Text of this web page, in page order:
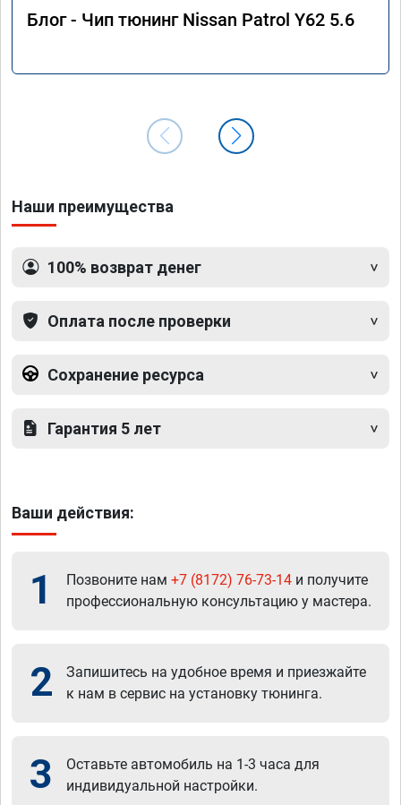
Блог - Чип тюнинг Nissan Patrol Y62 5.6
Наши преимущества
100% возврат денег
Оплата после проверки
Сохранение ресурса
Гарантия 5 лет
Ваши действия:
1 Позвоните нам +7 (8172) 76-73-14 и получите
профессиональную консультацию у мастера.
2
Запишитесь на удобное время и приезжайте
к нам в сервис на установку тюнинга.
3
Оставьте автомобиль на 1-3 часа для
индивидуальной настройки.